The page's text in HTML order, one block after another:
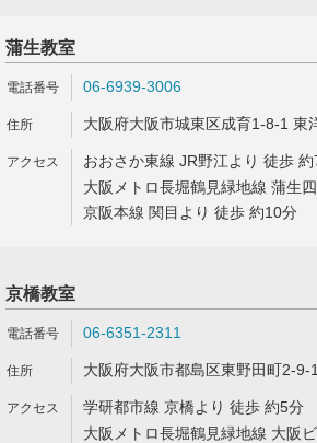
蒲生教室
06-6939-3006
大阪府大阪市城東区成育1-8-1 東
おおさか東線 JR野江より 徒歩
大阪メトロ長堀鶴見緑地線 蒲生
京阪本線 関目より 徒歩 約10分
京橋教室
06-6351-2311
大阪府大阪市都島区東野田町2-
学研都市線 京橋より 徒歩 約5分
大阪メトロ長堀鶴見緑地線 大阪